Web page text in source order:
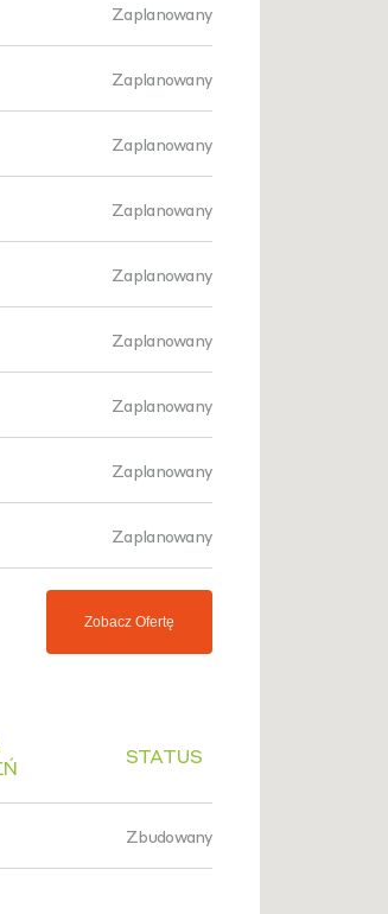
Zaplanowany
Zaplanowany
Zaplanowany
Zaplanowany
Zaplanowany
Zaplanowany
Zaplanowany
Zaplanowany
Zaplanowany
Zobacz Ofertę
STATUS
Zbudowany